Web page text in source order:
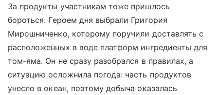
За продукты участникам тоже пришлось
бороться. Героем дня выбрали Григория
Мирошниченко, которому поручили доставлять с
расположенных в воде платформ ингредиенты для
том-яма. Он не сразу разобрался в правилах, а
ситуацию осложнила погода: часть продуктов
унесло в океан, поэтому добыча оказалась